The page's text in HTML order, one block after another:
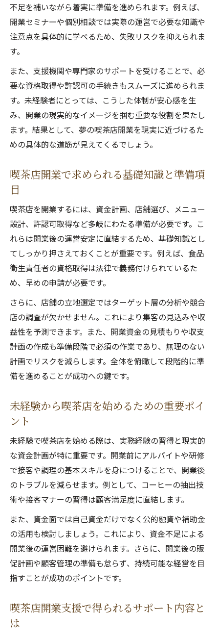
不足を補いながら着実に準備を進められます。例えば、
開業セミナーや個別相談では実際の運営で必要な知識や
注意点を具体的に学べるため、失敗リスクを抑えられま
す。
また、支援機関や専門家のサポートを受けることで、必
要な資格取得や許認可の手続きもスムーズに進められま
す。未経験者にとっては、こうした体制が安心感を生
み、開業の現実的なイメージを掴む重要な役割を果たし
ます。結果として、夢の喫茶店開業を現実に近づけるた
めの具体的な道筋が見えてくるでしょう。
喫茶店開業で求められる基礎知識と準備項
目
喫茶店を開業するには、資金計画、店舗選び、メニュー
設計、許認可取得など多岐にわたる準備が必要です。こ
れらは開業後の運営安定に直結するため、基礎知識とし
てしっかり押さえておくことが重要です。例えば、食品
衛生責任者の資格取得は法律で義務付けられているた
め、早めの申請が必要です。
さらに、店舗の立地選定ではターゲット層の分析や競合
店の調査が欠かせません。これにより集客の見込みや収
益性を予測できます。また、開業資金の見積もりや収支
計画の作成も準備段階で必須の作業であり、無理のない
計画でリスクを減らします。全体を俯瞰して段階的に準
備を進めることが成功への鍵です。
未経験から喫茶店を始めるための重要ポイ
ント
未経験で喫茶店を始める際は、実務経験の習得と現実的
な資金計画が特に重要です。開業前にアルバイトや研修
で接客や調理の基本スキルを身につけることで、開業後
のトラブルを減らせます。例として、コーヒーの抽出技
術や接客マナーの習得は顧客満足度に直結します。
また、資金面では自己資金だけでなく公的融資や補助金
の活用も検討しましょう。これにより、資金不足による
開業後の運営困難を避けられます。さらに、開業後の販
促計画や顧客管理の準備も怠らず、持続可能な経営を目
指すことが成功のポイントです。
喫茶店開業支援で得られるサポート内容と
は